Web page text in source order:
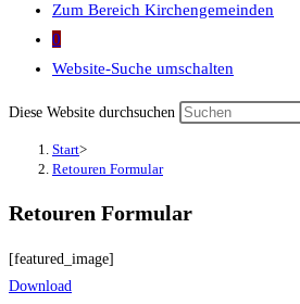
Zum Bereich Kirchengemeinden
0
Website-Suche umschalten
Diese Website durchsuchen
Start>
Retouren Formular
Retouren Formular
[featured_image]
Download